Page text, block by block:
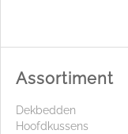
Assortiment
Dekbedden
Hoofdkussens